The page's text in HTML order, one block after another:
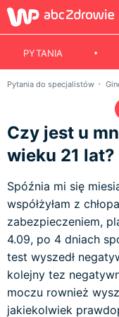
PYTANIA
Pytania do specjalistów
Czy jest u
wieku 21 lat?
Spóźnia mi się
współżyłam z
zabezpieczeniem,
4.09, po 4 dniach
test wyszedł
kolejny tez
moczu rownież
jakiekolwiek